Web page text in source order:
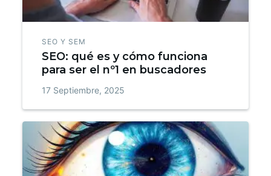
SEO Y SEM
SEO: qué es y cómo funciona
para ser el nº1 en buscadores
17 Septiembre, 2025